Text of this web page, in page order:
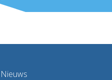
Nieuws